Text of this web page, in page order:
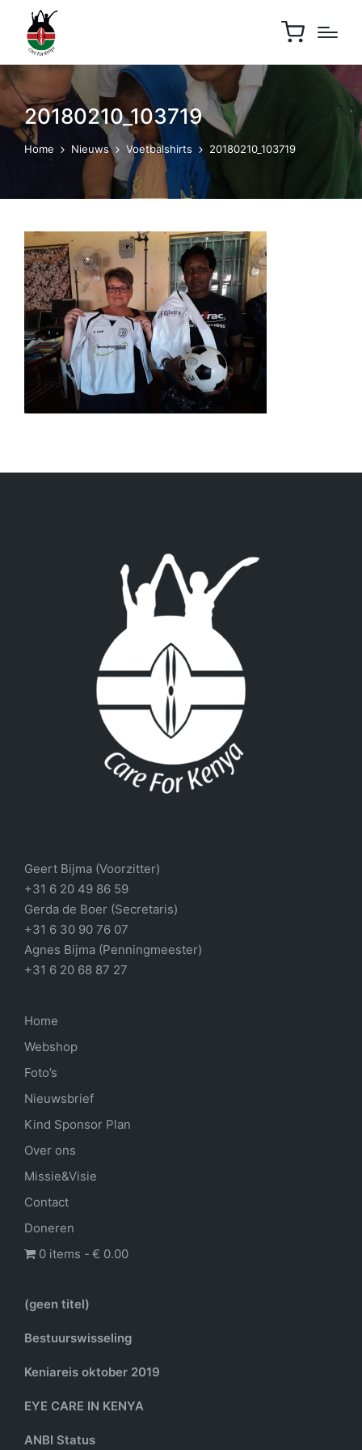
20180210_103719
Home Nieuws Voetbalshirts 20180210_103719
Geert Bijma (Voorzitter)
+31 6 20 49 86 59
Gerda de Boer (Secretaris)
+31 6 30 90 76 07
Agnes Bijma (Penningmeester)
+31 6 20 68 87 27
Home
Webshop
Foto’s
Nieuwsbrief
Kind Sponsor Plan
Over ons
Missie&Visie
Contact
Doneren
0 items
€ 0.00
(geen titel)
Bestuurswisseling
Keniareis oktober 2019
EYE CARE IN KENYA
ANBI Status